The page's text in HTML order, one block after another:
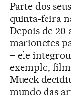
Parte dos
quinta-feira
Depois de 20
marionetes
– ele
exemplo,
Mueck
mundo das